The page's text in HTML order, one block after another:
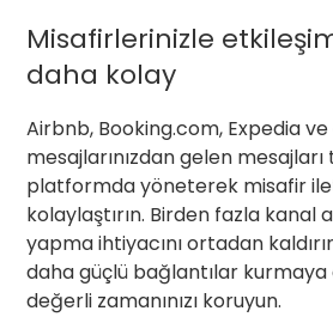
Misafirlerinizle
daha kolay
Airbnb, Booking.com, Expedia
mesajlarınızdan gelen
platformda yöneterek misafir
kolaylaştırın. Birden fazla kanal
yapma ihtiyacını ortadan
daha güçlü bağlantılar
değerli zamanınızı koruyun.